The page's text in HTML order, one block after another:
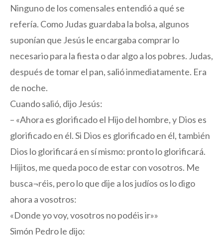
Ninguno de los comensales entendió a qué se
refería. Como Judas guardaba la bolsa, algunos
suponían que Jesús le encargaba comprar lo
necesario para la fiesta o dar algo a los pobres. Judas,
después de tomar el pan, salió inmediatamente. Era
de noche.
Cuando salió, dijo Jesús:
– «Ahora es glorificado el Hijo del hombre, y Dios es
glorificado en él. Si Dios es glorificado en él, también
Dios lo glorificará en sí mismo: pronto lo glorificará.
Hijitos, me queda poco de estar con vosotros. Me
busca¬réis, pero lo que dije a los judíos os lo digo
ahora a vosotros:
«Donde yo voy, vosotros no podéis ir»»
Simón Pedro le dijo: